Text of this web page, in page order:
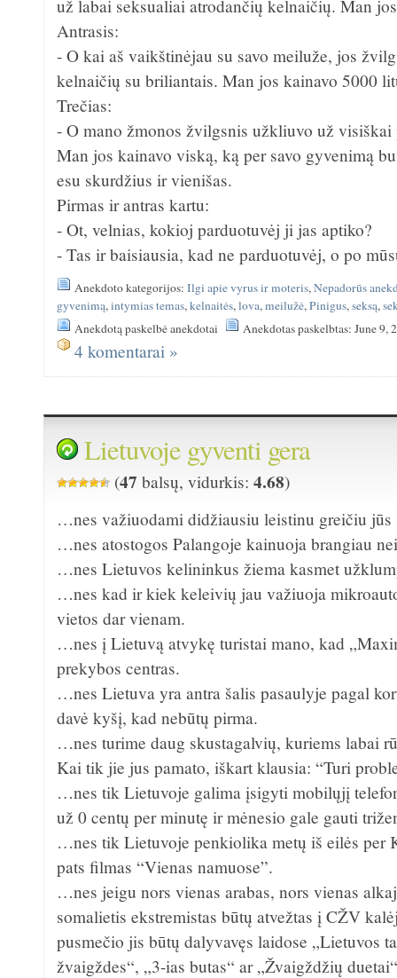
už labai seksualiai atrodančių kelnaičių. Man
Antrasis:
- O kai aš vaikštinėjau su savo meiluže, jos
kelnaičių su briliantais. Man jos kainavo 5000
Trečias:
- O mano žmonos žvilgsnis užkliuvo už visiškai
Man jos kainavo viską, ką per savo gyvenimą
esu skurdžius ir vienišas.
Pirmas ir antras kartu:
- Ot, velnias, kokioj parduotuvėj ji jas aptiko?
- Tas ir baisiausia, kad ne parduotuvėj, o po
Anekdoto kategorijos:Ilgi apie vyrus ir moteris,Nepadorūs
gyvenimą,intymias temas,kelnaitės,lova,meilužė,Pinigus,seksą,
Anekdotą paskelbė anekdotai
Anekdotas paskelbtas: June 9,
4 komentarai »
Lietuvoje gyventi gera
(47 balsų, vidurkis:4.68)
…nes važiuodami didžiausiu leistinu greičiu jūs
…nes atostogos Palangoje kainuoja brangiau
…nes Lietuvos kelininkus žiema kasmet
…nes kad ir kiek keleivių jau važiuoja
vietos dar vienam.
…nes į Lietuvą atvykę turistai mano, kad
prekybos centras.
…nes Lietuva yra antra šalis pasaulyje pagal
davė kyšį, kad nebūtų pirma.
…nes turime daug skustagalvių, kuriems labai
Kai tik jie jus pamato, iškart klausia: “Turi
…nes tik Lietuvoje galima įsigyti mobilųjį
už 0 centų per minutę ir mėnesio gale gauti
…nes tik Lietuvoje penkiolika metų iš eilės per
pats filmas “Vienas namuose”.
…nes jeigu nors vienas arabas, nors vienas
somalietis ekstremistas būtų atvežtas į CŽV
pusmečio jis būtų dalyvavęs laidose „Lietuvos
žvaigždes“, „3-ias butas“ ar „Žvaigždžių